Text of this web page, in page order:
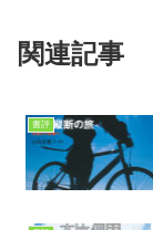
関連記事
書評